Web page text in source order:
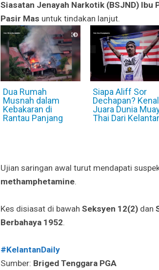
Siasatan Jenayah Narkotik (BSJND) Ibu
Pasir Mas untuk tindakan lanjut.
Dua Rumah
Musnah dalam
Kebakaran di
Rantau Panjang
Siapa Aliff Sor
Dechapan?
Juara Dunia
Thai Dari
Ujian saringan awal turut mendapati
methamphetamine.
Kes disiasat di bawah Seksyen 12(2)dan
Berbahaya 1952.
#KelantanDaily
Sumber: Briged Tenggara PGA